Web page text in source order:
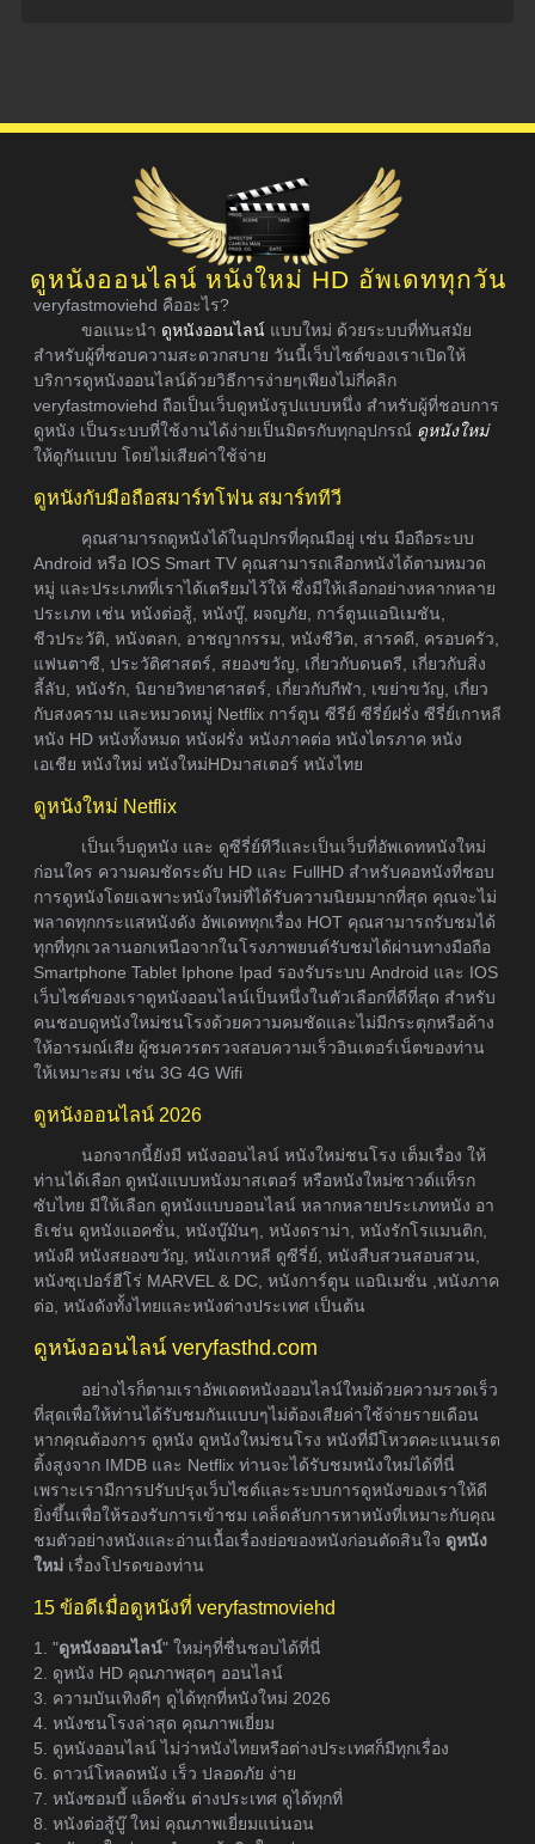
ดูหนังออนไลน์ หนังใหม่ HD อัพเดททุกวัน
veryfastmoviehd คืออะไร?
ขอแนะนำ ดูหนังออนไลน์ แบบใหม่ ด้วยระบบที่ทันสมัย
สำหรับผู้ที่ชอบความสะดวกสบาย วันนี้เว็บไซต์ของเราเปิดให้
บริการดูหนังออนไลน์ด้วยวิธีการง่ายๆเพียงไม่กี่คลิก
veryfastmoviehd ถือเป็นเว็บดูหนังรูปแบบหนึ่ง สำหรับผู้ที่ชอบการ
ดูหนัง เป็นระบบที่ใช้งานได้ง่ายเป็นมิตรกับทุกอุปกรณ์ ดูหนังใหม่
ให้ดูกันแบบ โดยไม่เสียค่าใช้จ่าย
ดูหนังกับมือถือสมาร์ทโฟน สมาร์ททีวี
คุณสามารถดูหนังได้ในอุปกรที่คุณมีอยู่ เช่น มือถือระบบ
Android หรือ IOS Smart TV คุณสามารถเลือกหนังได้ตามหมวด
หมู่ และประเภทที่เราได้เตรียมไว้ให้ ซึ่งมีให้เลือกอย่างหลากหลาย
ประเภท เช่น หนังต่อสู้, หนังบู๊, ผจญภัย, การ์ตูนแอนิเมชัน,
ชีวประวัติ, หนังตลก, อาชญากรรม, หนังชีวิต, สารคดี, ครอบครัว,
แฟนตาซี, ประวัติศาสตร์, สยองขวัญ, เกี่ยวกับดนตรี, เกี่ยวกับสิ่ง
ลี้ลับ, หนังรัก, นิยายวิทยาศาสตร์, เกี่ยวกับกีฬา, เขย่าขวัญ, เกี่ยว
กับสงคราม และหมวดหมู่ Netflix การ์ตูน ซีรีย์ ซีรี่ย์ฝรั่ง ซีรี่ย์เกาหลี
หนัง HD หนังทั้งหมด หนังฝรั่ง หนังภาคต่อ หนังไตรภาค หนัง
เอเชีย หนังใหม่ หนังใหม่HDมาสเตอร์ หนังไทย
ดูหนังใหม่ Netflix
เป็นเว็บดูหนัง และ ดูซีรี่ย์ทีวีและเป็นเว็บที่อัพเดทหนังใหม่
ก่อนใคร ความคมชัดระดับ HD และ FullHD สำหรับคอหนังที่ชอบ
การดูหนังโดยเฉพาะหนังใหม่ที่ได้รับความนิยมมากที่สุด คุณจะไม่
พลาดทุกกระแสหนังดัง อัพเดททุกเรื่อง HOT คุณสามารถรับชมได้
ทุกที่ทุกเวลานอกเหนือจากในโรงภาพยนต์รับชมได้ผ่านทางมือถือ
Smartphone Tablet Iphone Ipad รองรับระบบ Android และ IOS
เว็บไซต์ของเราดูหนังออนไลน์เป็นหนึ่งในตัวเลือกที่ดีที่สุด สำหรับ
คนชอบดูหนังใหม่ชนโรงด้วยความคมชัดและไม่มีกระตุกหรือค้าง
ให้อารมณ์เสีย ผู้ชมควรตรวจสอบความเร็วอินเตอร์เน็ตของท่าน
ให้เหมาะสม เช่น 3G 4G Wifi
ดูหนังออนไลน์ 2026
นอกจากนี้ยังมี หนังออนไลน์ หนังใหม่ชนโรง เต็มเรื่อง ให้
ท่านได้เลือก ดูหนังแบบหนังมาสเตอร์ หรือหนังใหม่ซาวด์แท็รก
ซับไทย มีให้เลือก ดูหนังแบบออนไลน์ หลากหลายประเภทหนัง อา
ธิเช่น ดูหนังแอคชั่น, หนังบู๊มันๆ, หนังดราม่า, หนังรักโรแมนติก,
หนังผี หนังสยองขวัญ, หนังเกาหลี ดูซีรี่ย์, หนังสืบสวนสอบสวน,
หนังซุเปอร์ฮีโร่ MARVEL & DC, หนังการ์ตูน แอนิเมชั่น ,หนังภาค
ต่อ, หนังดังทั้งไทยและหนังต่างประเทศ เป็นต้น
ดูหนังออนไลน์ veryfasthd.com
อย่างไรก็ตามเราอัพเดตหนังออนไลน์ใหม่ด้วยความรวดเร็ว
ที่สุดเพื่อให้ท่านได้รับชมกันแบบๆไม่ต้องเสียค่าใช้จ่ายรายเดือน
หากคุณต้องการ ดูหนัง ดูหนังใหม่ชนโรง หนังที่มีโหวตคะแนนเรต
ติ้งสูงจาก IMDB และ Netflix ท่านจะได้รับชมหนังใหม่ได้ที่นี่
เพราะเรามีการปรับปรุงเว็บไซต์และระบบการดูหนังของเราให้ดี
ยิ่งขึ้นเพื่อให้รองรับการเข้าชม เคล็ดลับการหาหนังที่เหมาะกับคุณ
ชมตัวอย่างหนังและอ่านเนื้อเรื่องย่อของหนังก่อนตัดสินใจ ดูหนัง
ใหม่ เรื่องโปรดของท่าน
15 ข้อดีเมื่อดูหนังที่ veryfastmoviehd
1. "ดูหนังออนไลน์" ใหม่ๆที่ชื่นชอบได้ที่นี่
2. ดูหนัง HD คุณภาพสุดๆ ออนไลน์
3. ความบันเทิงดีๆ ดูได้ทุกที่หนังใหม่ 2026
4. หนังชนโรงล่าสุด คุณภาพเยี่ยม
5. ดูหนังออนไลน์ ไม่ว่าหนังไทยหรือต่างประเทศก็มีทุกเรื่อง
6. ดาวน์โหลดหนัง เร็ว ปลอดภัย ง่าย
7. หนังซอมบี้ แอ็คชั่น ต่างประเทศ ดูได้ทุกที่
8. หนังต่อสู้บู๊ ใหม่ คุณภาพเยี่ยมแน่นอน